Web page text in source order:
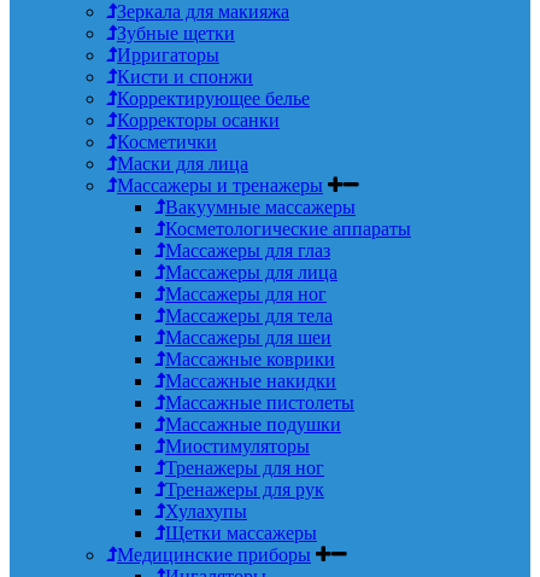
Зеркала для макияжа
Зубные щетки
Ирригаторы
Кисти и спонжи
Корректирующее белье
Корректоры осанки
Косметички
Маски для лица
Массажеры и тренажеры
Вакуумные массажеры
Косметологические аппараты
Массажеры для глаз
Массажеры для лица
Массажеры для ног
Массажеры для тела
Массажеры для шеи
Массажные коврики
Массажные накидки
Массажные пистолеты
Массажные подушки
Миостимуляторы
Тренажеры для ног
Тренажеры для рук
Хулахупы
Щетки массажеры
Медицинские приборы